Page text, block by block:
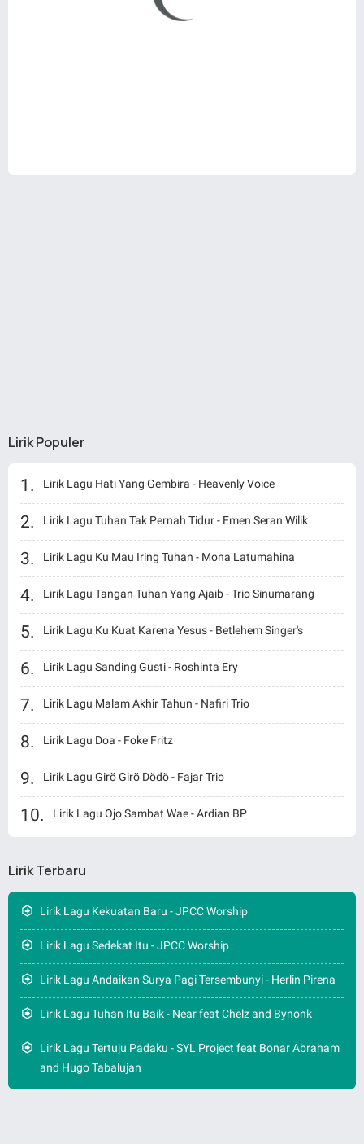
Lirik Populer
Lirik Lagu Hati Yang Gembira - Heavenly Voice
Lirik Lagu Tuhan Tak Pernah Tidur - Emen Seran Wilik
Lirik Lagu Ku Mau Iring Tuhan - Mona Latumahina
Lirik Lagu Tangan Tuhan Yang Ajaib - Trio Sinumarang
Lirik Lagu Ku Kuat Karena Yesus - Betlehem Singer's
Lirik Lagu Sanding Gusti - Roshinta Ery
Lirik Lagu Malam Akhir Tahun - Nafiri Trio
Lirik Lagu Doa - Foke Fritz
Lirik Lagu Girö Girö Dödö - Fajar Trio
Lirik Lagu Ojo Sambat Wae - Ardian BP
Lirik Terbaru
Lirik Lagu Kekuatan Baru - JPCC Worship
Lirik Lagu Sedekat Itu - JPCC Worship
Lirik Lagu Andaikan Surya Pagi Tersembunyi - Herlin Pirena
Lirik Lagu Tuhan Itu Baik - Near feat Chelz and Bynonk
Lirik Lagu Tertuju Padaku - SYL Project feat Bonar Abraham
and Hugo Tabalujan